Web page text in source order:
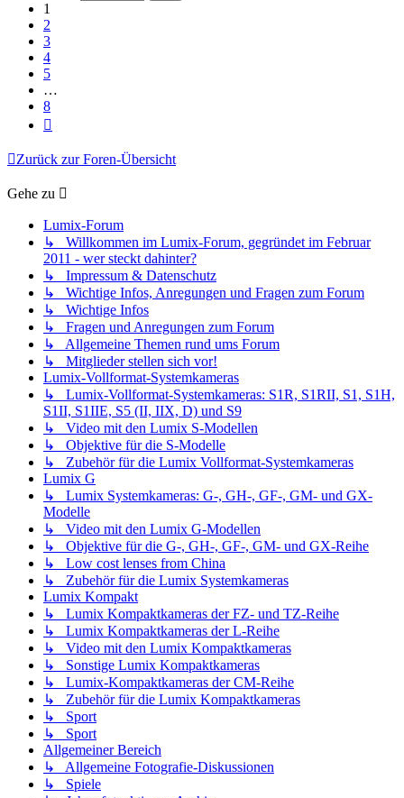
1
2
3
4
5
…
8
Zurück zur Foren-Übersicht
Gehe zu
Lumix-Forum
↳ Willkommen im Lumix-Forum, gegründet im Februar
2011 - wer steckt dahinter?
↳ Impressum & Datenschutz
↳ Wichtige Infos, Anregungen und Fragen zum Forum
↳ Wichtige Infos
↳ Fragen und Anregungen zum Forum
↳ Allgemeine Themen rund ums Forum
↳ Mitglieder stellen sich vor!
Lumix-Vollformat-Systemkameras
↳ Lumix-Vollformat-Systemkameras: S1R, S1RII, S1, S1H,
S1II, S1IIE, S5 (II, IIX, D) und S9
↳ Video mit den Lumix S-Modellen
↳ Objektive für die S-Modelle
↳ Zubehör für die Lumix Vollformat-Systemkameras
Lumix G
↳ Lumix Systemkameras: G-, GH-, GF-, GM- und GX-
Modelle
↳ Video mit den Lumix G-Modellen
↳ Objektive für die G-, GH-, GF-, GM- und GX-Reihe
↳ Low cost lenses from China
↳ Zubehör für die Lumix Systemkameras
Lumix Kompakt
↳ Lumix Kompaktkameras der FZ- und TZ-Reihe
↳ Lumix Kompaktkameras der L-Reihe
↳ Video mit den Lumix Kompaktkameras
↳ Sonstige Lumix Kompaktkameras
↳ Lumix-Kompaktkameras der CM-Reihe
↳ Zubehör für die Lumix Kompaktkameras
↳ Sport
↳ Sport
Allgemeiner Bereich
↳ Allgemeine Fotografie-Diskussionen
↳ Spiele